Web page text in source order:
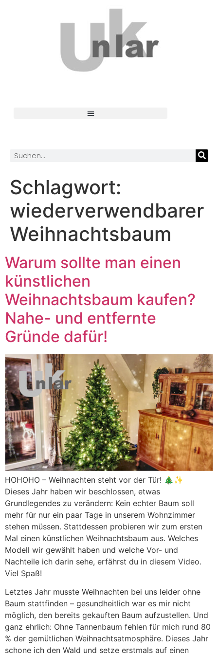
Schlagwort:
wiederverwendbarer
Weihnachtsbaum
Warum sollte man einen
künstlichen
Weihnachtsbaum kaufen?
Nahe- und entfernte
Gründe dafür!
HOHOHO – Weihnachten steht vor der Tür! 🎄✨
Dieses Jahr haben wir beschlossen, etwas
Grundlegendes zu verändern: Kein echter Baum soll
mehr für nur ein paar Tage in unserem Wohnzimmer
stehen müssen. Stattdessen probieren wir zum ersten
Mal einen künstlichen Weihnachtsbaum aus. Welches
Modell wir gewählt haben und welche Vor- und
Nachteile ich darin sehe, erfährst du in diesem Video.
Viel Spaß!
Letztes Jahr musste Weihnachten bei uns leider ohne
Baum stattfinden – gesundheitlich war es mir nicht
möglich, den bereits gekauften Baum aufzustellen. Und
ganz ehrlich: Ohne Tannenbaum fehlen für mich rund 80
% der gemütlichen Weihnachtsatmosphäre. Dieses Jahr
schone ich den Wald und setze erstmals auf einen